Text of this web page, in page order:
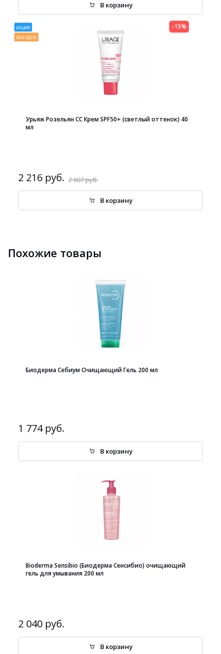
В корзину
акция
выгодно
Урьяж Розельян СС Крем SPF50+ (светлый оттенок) 40
мл
2 216 руб. 2 607 руб.
-15%
В корзину
Похожие товары
Биодерма Себиум Очищающий Гель 200 мл
1 774 руб.
В корзину
Bioderma Sensibio (Биодерма Сенсибио) очищающий
гель для умывания 200 мл
2 040 руб.
В корзину